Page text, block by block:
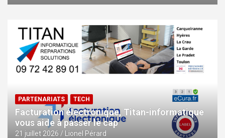
PARTENARIATS TECH
Facturation électronique, Titan-informatique
vous aide à passer le cap
21 juillet 2026 Lionel Pérard